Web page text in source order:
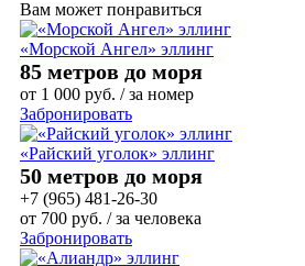
Вам может понравиться
«Морской Ангел» эллинг
85 метров до моря
от 1 000 руб. / за номер
Забронировать
«Райский уголок» эллинг
50 метров до моря
+7 (965) 481-26-30
от 700 руб. / за человека
Забронировать